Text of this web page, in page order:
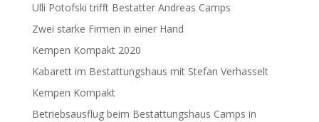
Ulli Potofski trifft Bestatter Andreas Camps
Zwei starke Firmen in einer Hand
Kempen Kompakt 2020
Kabarett im Bestattungshaus mit Stefan Verhasselt
Kempen Kompakt
Betriebsausflug beim Bestattungshaus Camps in